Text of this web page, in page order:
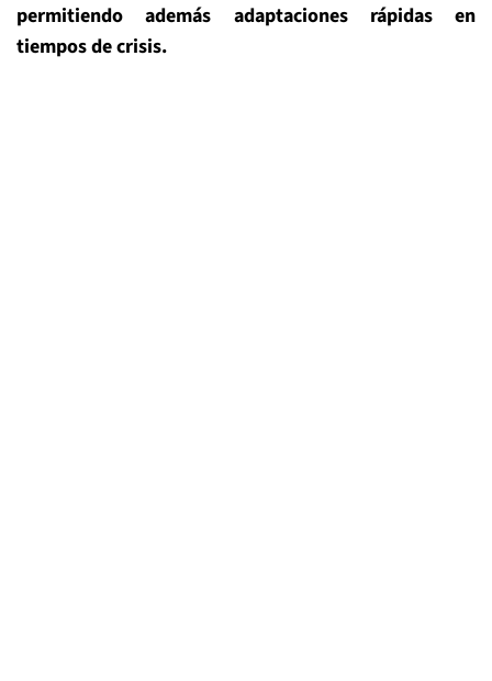
permitiendo además adaptaciones rápidas en
tiempos de crisis.